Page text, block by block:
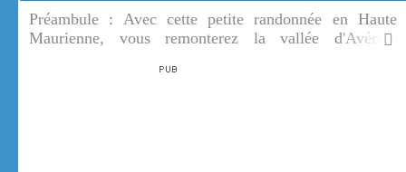
Préambule : Avec cette petite randonnée en Haute
Maurienne, vous remonterez la vallée d'Avérole
nombre de fleurs de montagne et de papillons en